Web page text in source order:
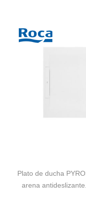
Plato de ducha
arena